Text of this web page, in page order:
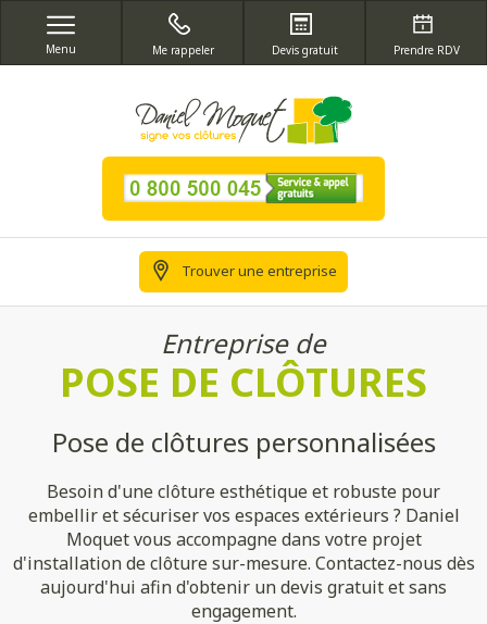
Menu Me rappeler Devis gratuit Prendre RDV
Trouver une entreprise
Entreprise de
POSE DE CLÔTURES
Pose de clôtures personnalisées
Besoin d'une clôture esthétique et robuste pour
embellir et sécuriser vos espaces extérieurs ? Daniel
Moquet vous accompagne dans votre projet
d'installation de clôture sur-mesure. Contactez-nous dès
aujourd'hui afin d'obtenir un devis gratuit et sans
engagement.